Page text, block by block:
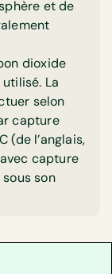
et de
dioxide
La
selon
capture
(de l’anglais,
capture
son